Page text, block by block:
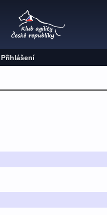
Přihlášení